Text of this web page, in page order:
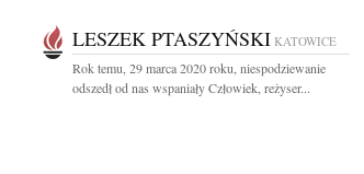
LESZEK PTASZYŃSKI KATOWICE
Rok temu, 29 marca 2020 roku, niespodziewanie
odszedł od nas wspaniały Człowiek, reżyser...